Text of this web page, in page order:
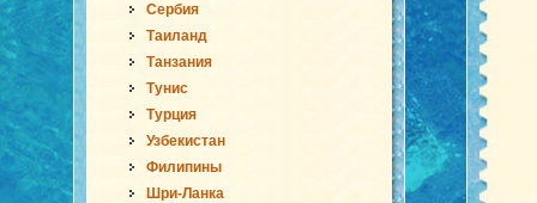
Сербия
Таиланд
Танзания
Тунис
Турция
Узбекистан
Филипины
Шри-Ланка